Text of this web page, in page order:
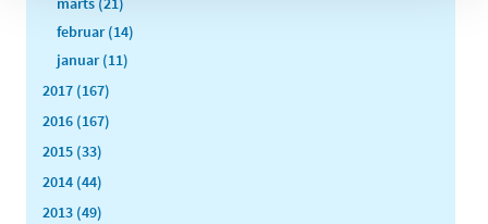
februar (14)
januar (11)
2017 (167)
2016 (167)
2015 (33)
2014 (44)
2013 (49)